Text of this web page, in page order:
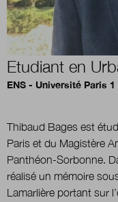
Nous
Newsletter
de la
Etudiant en
ENS - Université Paris
Thibaud Bages est
Paris et du Magistère
Panthéon-Sorbonne.
réalisé un mémoire
Lamarlière portant sur